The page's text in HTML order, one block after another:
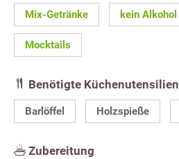
Mix-Getränke kein Alkohol
Mocktails
Benötigte Küchenutensilien
Barlöffel Holzspieße
Zubereitung